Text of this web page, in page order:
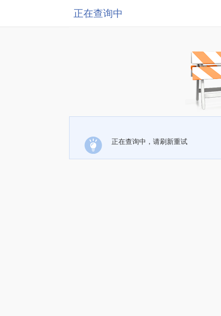
正在查询中
正在查询中，请刷新重试